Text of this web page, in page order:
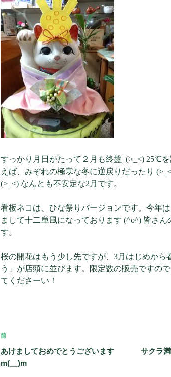
すっかり月日がたって２月も終盤 (>_<) 25℃
えば、みぞれの極寒な冬に逆戻りだったり
(>_<) なんとも不安定な2月です。
看板ネコは、ひな祭りバージョンです。今年
まして十二単風になっております (^o^) 皆さん
す。
桜の開花はもう少し先ですが、3月はじめから
う」が店頭に並びます。限定数の販売ですの
てくださーい！
投
稿
ナ
過
去
の
前
あけましておめでとうございます
m(__)m
サクラ